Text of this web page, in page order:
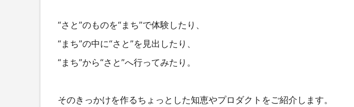
“さと”のものを“まち”で体験したり、
“まち”の中に“さと”を見出したり、
“まち”から“さと”へ行ってみたり。
そのきっかけを作るちょっとした知恵やプロダクトをご紹介します。